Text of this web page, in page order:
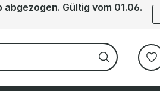
Gültig vom 01.06.